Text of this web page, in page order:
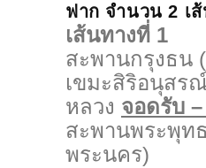
ฟาก จำนวน 2 เ
เส้นทางที่ 1
สะพานกรุงธน
เขมะสิริอนุสร
หลวง จอดรับ –
สะพานพระพุท
พระนคร)